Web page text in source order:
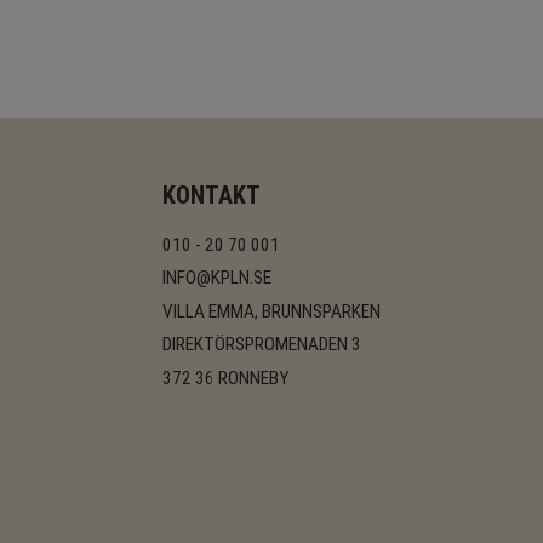
KONTAKT
010 - 20 70 001
INFO@KPLN.SE
VILLA EMMA, BRUNNSPARKEN
DIREKTÖRSPROMENADEN 3
372 36 RONNEBY